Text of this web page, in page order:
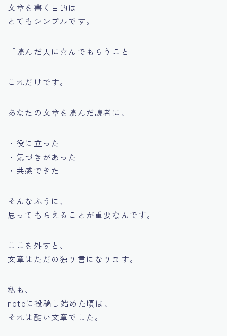
文章を書く目的は
とてもシンプルです。
「読んだ人に喜んでもらうこと」
これだけです。
あなたの文章を読んだ読者に、
・役に立った
・気づきがあった
・共感できた
そんなふうに、
思ってもらえることが重要なんです。
ここを外すと、
文章はただの独り言になります。
私も、
noteに投稿し始めた頃は、
それは酷い文章でした。